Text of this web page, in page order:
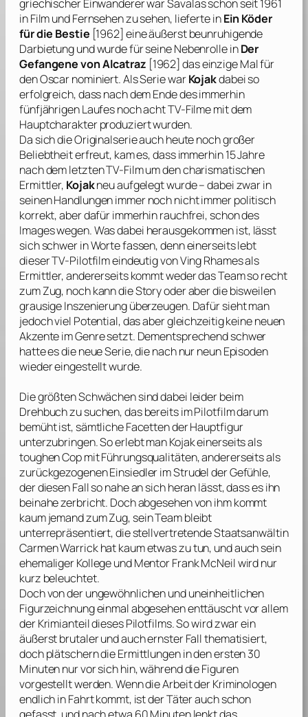
griechischer Einwanderer warSavalasschon seit 1961
in Film und Fernsehen zu sehen, lieferte inEin Köder
für die Bestie [1962] eine äußerst beunruhigende
Darbietung und wurde für seine Nebenrolle inDer
Gefangene von Alcatraz [1962] das einzige Mal für
den Oscar nominiert. Als Serie warKojakdabei so
erfolgreich, dass nach dem Ende des immerhin
fünfjährigen Laufes noch acht TV-Filme mit dem
Hauptcharakter produziert wurden.
Da sich die Originalserie auch heute noch großer
Beliebtheit erfreut, kam es, dass immerhin 15 Jahre
nach dem letzten TV-Film um den charismatischen
Ermittler, Kojakneu aufgelegt wurde – dabei zwar in
seinen Handlungen immer noch nicht immer politisch
korrekt, aber dafür immerhin rauchfrei, schon des
Images wegen. Was dabei herausgekommen ist, lässt
sich schwer in Worte fassen, denn einerseits lebt
dieser TV-Pilotfilm eindeutig vonVing Rhamesals
Ermittler, andererseits kommt weder das Team so recht
zum Zug, noch kann die Story oder aber die bisweilen
grausige Inszenierung überzeugen. Dafür sieht man
jedoch viel Potential, das aber gleichzeitig keine neuen
Akzente im Genre setzt. Dementsprechend schwer
hatte es die neue Serie, die nach nur neun Episoden
wieder eingestellt wurde.
Die größten Schwächen sind dabei leider beim
Drehbuch zu suchen, das bereits im Pilotfilm darum
bemüht ist, sämtliche Facetten der Hauptfigur
unterzubringen. So erlebt man Kojak einerseits als
toughen Cop mit Führungsqualitäten, andererseits als
zurückgezogenen Einsiedler im Strudel der Gefühle,
der diesen Fall so nahe an sich heran lässt, dass es ihn
beinahe zerbricht. Doch abgesehen von ihm kommt
kaum jemand zum Zug, sein Team bleibt
unterrepräsentiert, die stellvertretende Staatsanwältin
Carmen Warrick hat kaum etwas zu tun, und auch sein
ehemaliger Kollege und Mentor Frank McNeil wird nur
kurz beleuchtet.
Doch von der ungewöhnlichen und uneinheitlichen
Figurzeichnung einmal abgesehen enttäuscht vor allem
der Krimianteil dieses Pilotfilms. So wird zwar ein
äußerst brutaler und auch ernster Fall thematisiert,
doch plätschern die Ermittlungen in den ersten 30
Minuten nur vor sich hin, während die Figuren
vorgestellt werden. Wenn die Arbeit der Kriminologen
endlich in Fahrt kommt, ist der Täter auch schon